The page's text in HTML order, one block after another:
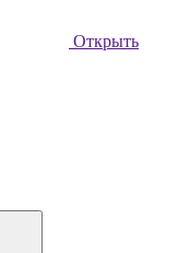
Открыть